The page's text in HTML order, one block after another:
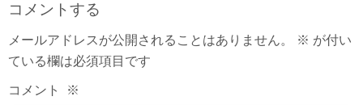
コメントする
メールアドレスが公開されることはありません。 ※ が付い
ている欄は必須項目です
コメント ※